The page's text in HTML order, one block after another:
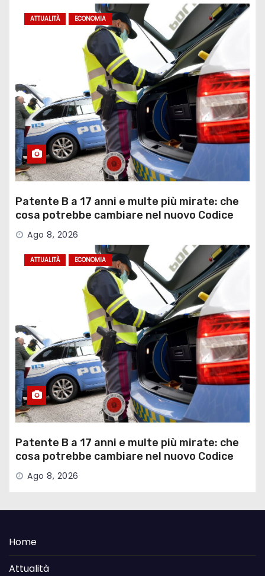
ATTUALITÀ ECONOMIA
Patente B a 17 anni e multe più mirate: che
cosa potrebbe cambiare nel nuovo Codice
della Strada
Ago 8, 2026
ATTUALITÀ ECONOMIA
Patente B a 17 anni e multe più mirate: che
cosa potrebbe cambiare nel nuovo Codice
della Strada
Ago 8, 2026
Home
Attualità